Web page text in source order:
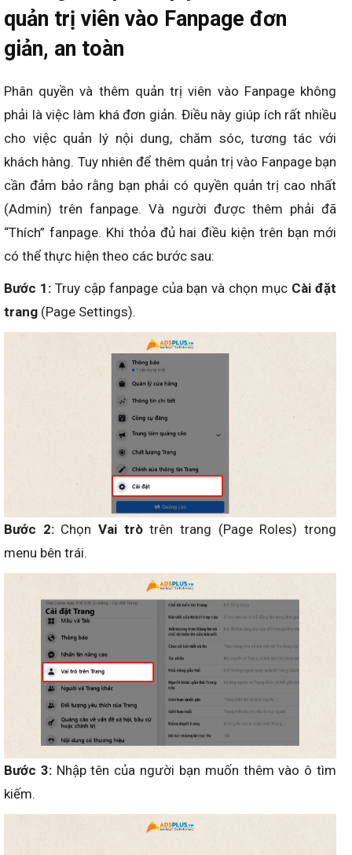
quản trị viên vào Fanpage đơn
giản, an toàn
Phân quyền và thêm quản trị viên vào Fanpage không
phải là việc làm khá đơn giản. Điều này giúp ích rất nhiều
cho việc quản lý nội dung, chăm sóc, tương tác với
khách hàng. Tuy nhiên để thêm quản trị vào Fanpage bạn
cần đảm bảo rằng bạn phải có quyền quản trị cao nhất
(Admin) trên fanpage. Và người được thêm phải đã
“Thích” fanpage. Khi thỏa đủ hai điều kiện trên bạn mới
có thể thực hiện theo các bước sau:
Bước 1:Truy cập fanpage của bạn và chọn mục Cài đặt
trang (Page Settings).
Bước 2:ChọnVai tròtrên trang (Page Roles) trong
menu bên trái.
Bước 3:Nhập tên của người bạn muốn thêm vào ô tìm
kiếm.